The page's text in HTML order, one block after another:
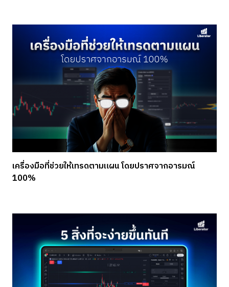
เครื่องมือที่ช่วยให้เทรดตามแผน โดยปราศจากอารมณ์
100%